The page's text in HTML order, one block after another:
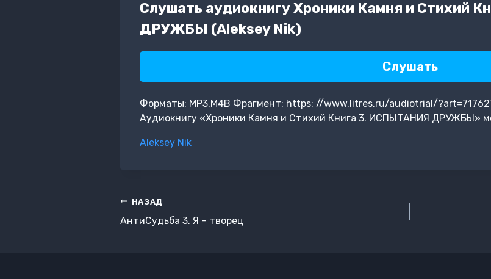
Слушать аудиокнигу Хроники Камня и Стихий
ДРУЖБЫ (Aleksey Nik)
Слушать
Форматы: MP3,M4B Фрагмент: https: //www.litres.ru/audiotrial/
Аудиокнигу «Хроники Камня и Стихий Книга 3. ИСПЫТАНИЯ ДРУЖБЫ»
Метки
Aleksey Nik
Навигация
по
НАЗАД
АнтиСудьба 3. Я – творец